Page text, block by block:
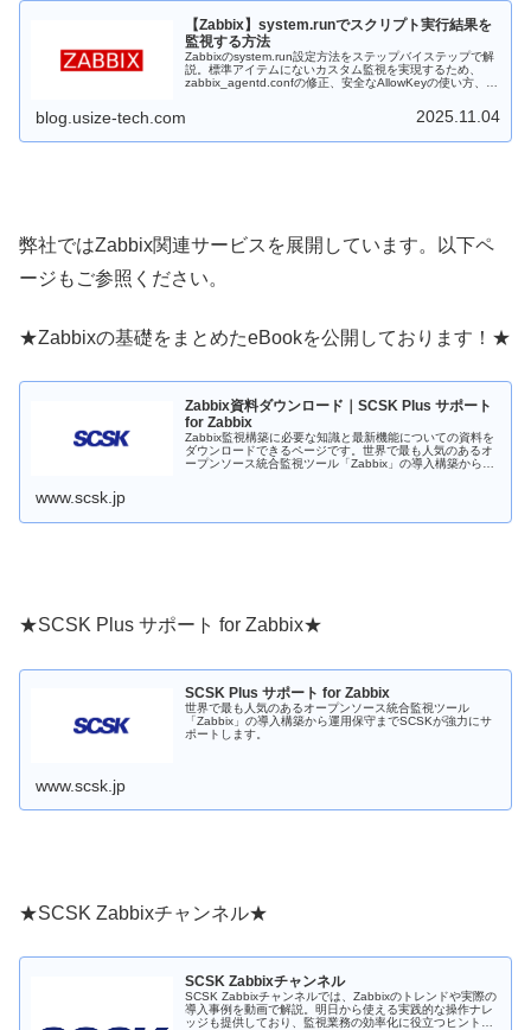
【Zabbix】system.runでスクリプト実行結果を
監視する方法
Zabbixのsystem.run設定方法をステップバイステップで解
説。標準アイテムにないカスタム監視を実現するため、
zabbix_agentd.confの修正、安全なAllowKeyの使い方、ス
blog.usize-tech.com 2025.11.04
弊社ではZabbix関連サービスを展開しています。以下ペ
ージもご参照ください。
★Zabbixの基礎をまとめたeBookを公開しております！★
Zabbix資料ダウンロード｜SCSK Plus サポート
for Zabbix
Zabbix監視構築に必要な知識と最新機能についての資料を
ダウンロードできるページです。世界で最も人気のあるオ
ープンソース統合監視ツール「Zabbix」の導入構築から運
www.scsk.jp
★SCSK Plus サポート for Zabbix★
SCSK Plus サポート for Zabbix
世界で最も人気のあるオープンソース統合監視ツール
「Zabbix」の導入構築から運用保守までSCSKが強力にサ
ポートします。
www.scsk.jp
★SCSK Zabbixチャンネル★
SCSK Zabbixチャンネル
SCSK Zabbixチャンネルでは、Zabbixのトレンドや実際の
導入事例を動画で解説。明日から使える実践的な操作ナレ
ッジも提供しており、監視業務の効率化に役立つヒントが